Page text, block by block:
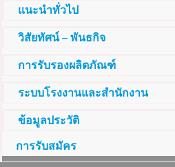
แนะนำทั่วไป
วิสัยทัศน์ – พันธกิจ
การรับรองผลิตภัณฑ์
ระบบโรงงานและสำนักงาน
ข้อมูลประวัติ
การรับสมัคร